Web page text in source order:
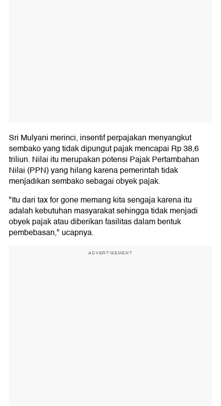
Sri Mulyani merinci, insentif perpajakan menyangkut
sembako yang tidak dipungut pajak mencapai Rp 38,6
triliun. Nilai itu merupakan potensi Pajak Pertambahan
Nilai (PPN) yang hilang karena pemerintah tidak
menjadikan sembako sebagai obyek pajak.
"Itu dari tax for gone memang kita sengaja karena itu
adalah kebutuhan masyarakat sehingga tidak menjadi
obyek pajak atau diberikan fasilitas dalam bentuk
pembebasan," ucapnya.
ADVERTISEMENT